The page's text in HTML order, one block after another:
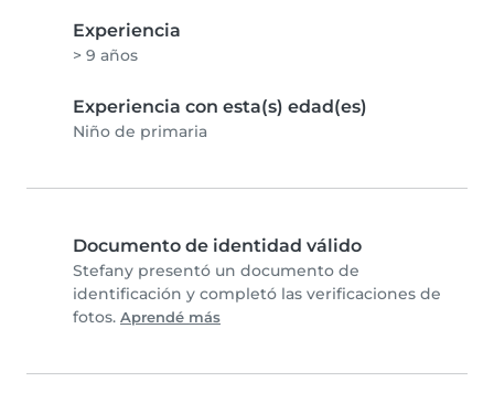
Experiencia
> 9 años
Experiencia con esta(s) edad(es)
Niño de primaria
Documento de identidad válido
Stefany presentó un documento de
identificación y completó las verificaciones de
fotos. Aprendé más